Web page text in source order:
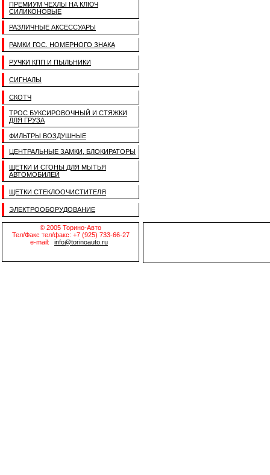
ПРЕМИУМ ЧЕХЛЫ НА КЛЮЧ
СИЛИКОНОВЫЕ
РАЗЛИЧНЫЕ АКСЕССУАРЫ
РАМКИ ГОС. НОМЕРНОГО ЗНАКА
РУЧКИ КПП И ПЫЛЬНИКИ
СИГНАЛЫ
СКОТЧ
ТРОС БУКСИРОВОЧНЫЙ И СТЯЖКИ
ДЛЯ ГРУЗА
ФИЛЬТРЫ ВОЗДУШНЫЕ
ЦЕНТРАЛЬНЫЕ ЗАМКИ, БЛОКИРАТОРЫ
ЩЕТКИ И СГОНЫ ДЛЯ МЫТЬЯ
АВТОМОБИЛЕЙ
ЩЕТКИ СТЕКЛООЧИСТИТЕЛЯ
ЭЛЕКТРООБОРУДОВАНИЕ
© 2005 Торино-Авто
Тел/Факс тел/факс: +7 (925) 733-66-27
e-mail:
info@torinoauto.ru